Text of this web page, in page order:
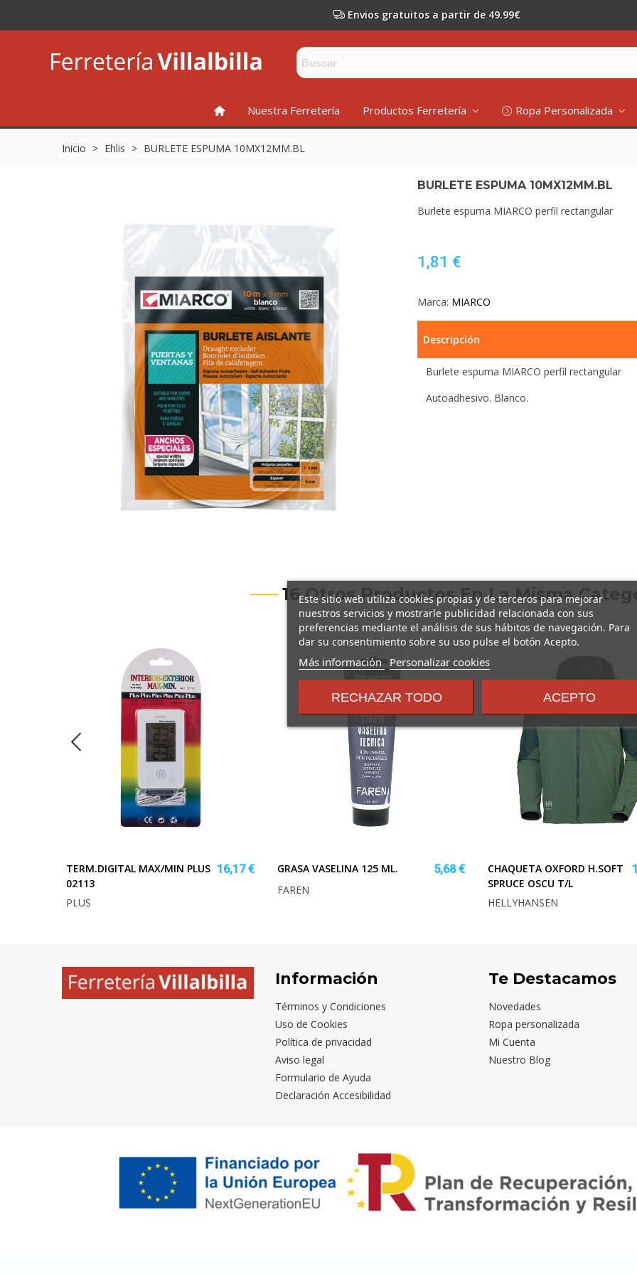
Envios gratuitos a partir de 49.99€
INICIONuestra Ferretería Productos Ferretería Ropa Personalizada
Inicio > Ehlis > BURLETE ESPUMA 10MX12MM.BL
BURLETE ESPUMA 10MX12MM.BL
Burlete espuma MIARCO perfil rectangular
1,81 €
Marca: MIARCO
Descripción
Burlete espuma MIARCO perfil rectangular
Autoadhesivo. Blanco.
16 Otros Productos En La Misma
TERM.DIGITAL MAX/MIN PLUS
02113
16,17 €
PLUS
GRASA VASELINA 125 ML.
5,68 €
FAREN
CHAQUETA OXFORD H.SOFT
SPRUCE OSCU T/L
HELLYHANSEN
Información
Términos y Condiciones
Uso de Cookies
Política de privacidad
Aviso legal
Formulario de Ayuda
Declaración Accesibilidad
Te Destacamos
Novedades
Ropa personalizada
Mi Cuenta
Nuestro Blog
Este sitio web utiliza cookies propias y de terceros para mejorar
nuestros servicios y mostrarle publicidad relacionada con sus
preferencias mediante el análisis de sus hábitos de navegación. Para
dar su consentimiento sobre su uso pulse el botón Acepto.
Más información sobre
y
condiciones
Personalizar cookies
RECHAZAR TODO ACEPTO